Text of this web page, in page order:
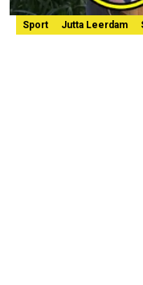
Sport Jutta Leerdam